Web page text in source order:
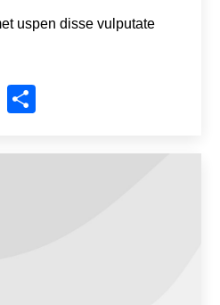
uspen disse vulputate
WhatsApp